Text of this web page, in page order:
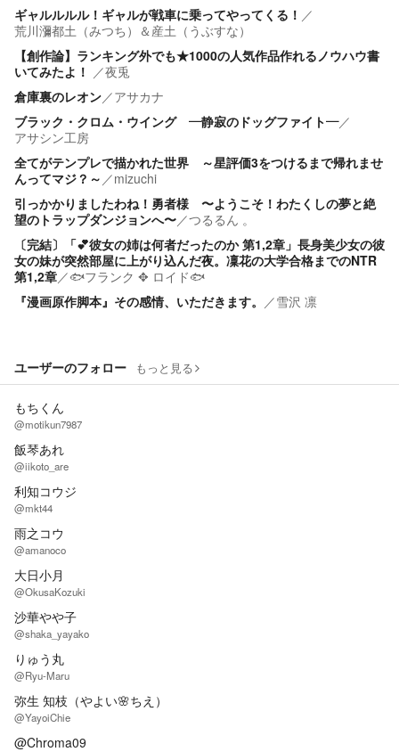
ギャルルルル！ギャルが戦車に乗ってやってくる！ ／
荒川瀰都土（みつち）＆産土（うぶすな）
【創作論】ランキング外でも★1000の人気作品作れるノウハウ書
いてみたよ！ ／夜兎
倉庫裏のレオン／アサカナ
ブラック・クロム・ウイング ―静寂のドッグファイト―／
アサシン工房
全てがテンプレで描かれた世界 ～星評価3をつけるまで帰れませ
んってマジ？～ ／mizuchi
引っかかりましたわね！勇者様 〜ようこそ！わたくしの夢と絶
望のトラップダンジョンへ〜／つるるん 。
〔完結〕「💕彼女の姉は何者だったのか 第1,2章」長身美少女の彼
女の妹が突然部屋に上がり込んだ夜。凜花の大学合格までのNTR
第1,2章／🐟フランク ✥ ロイド🐟
『漫画原作脚本』その感情、いただきます。 ／雪沢 凛
ユーザーのフォロー もっと見る
もちくん
@motikun7987
飯琴あれ
@iikoto_are
利知コウジ
@mkt44
雨之コウ
@amanoco
大日小月
@OkusaKozuki
沙華やや子
@shaka_yayako
りゅう丸
@Ryu-Maru
弥生 知枝（やよい🌸ちえ）
@YayoiChie
@Chroma09